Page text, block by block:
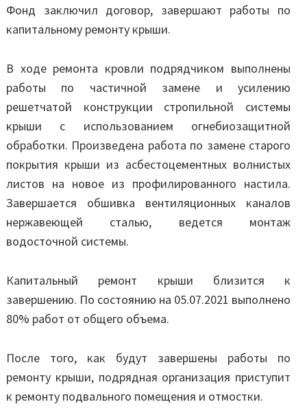
Фонд заключил договор, завершают работы по
капитальному ремонту крыши.
В ходе ремонта кровли подрядчиком выполнены
работы по частичной замене и усилению
решетчатой конструкции стропильной системы
крыши с использованием огнебиозащитной
обработки. Произведена работа по замене старого
покрытия крыши из асбестоцементных волнистых
листов на новое из профилированного настила.
Завершается обшивка вентиляционных каналов
нержавеющей сталью, ведется монтаж
водосточной системы.
Капитальный ремонт крыши близится к
завершению. По состоянию на 05.07.2021 выполнено
80% работ от общего объема.
После того, как будут завершены работы по
ремонту крыши, подрядная организация приступит
к ремонту подвального помещения и отмостки.